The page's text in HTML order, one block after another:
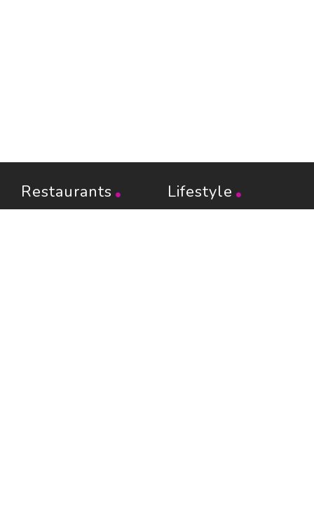
Restaurants Lifestyle